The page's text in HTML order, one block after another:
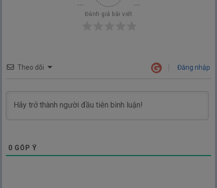
Đánh giá bài viết
Theo dõi Đăng nhập
0 GÓP Ý